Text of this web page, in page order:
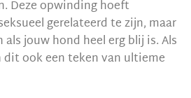
Deze opwinding hoeft
gerelateerd te zijn, maar
jouw hond heel erg blij is. Als
ook een teken van ultieme